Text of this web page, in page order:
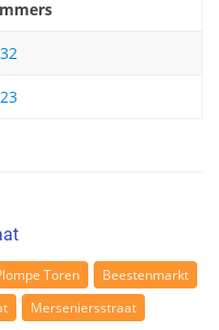
Toren
Beestenmarkt
Merseniersstraat